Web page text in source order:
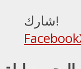
شارك!
Facebook